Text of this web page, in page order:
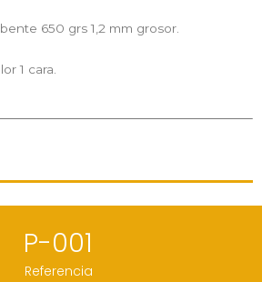
650 grs 1,2 mm grosor.
1 cara.
P-001
Referencia